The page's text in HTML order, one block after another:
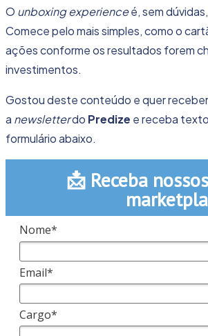
O unboxing experienceé, sem
Comece pelo mais simples, como o
ações conforme os resultados forem
investimentos.
Gostou deste conteúdo e quer
a newsletterdo Predize e receba
formulário abaixo.
📩 Receba
Nome*
Email*
Cargo*